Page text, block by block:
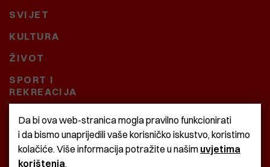
SVIJET
KULTURA
ŽIVOT
SPORT I
REKREACIJA
CRNA KRONIKA
BAŠTARDINI I PRAVI
KRASNA ZEMLJA
Da bi ova web-stranica mogla pravilno funkcionirati
i da bismo unaprijedili vaše korisničko iskustvo, koristimo
kolačiće. Više informacija potražite u našim uvjetima
korištenja.